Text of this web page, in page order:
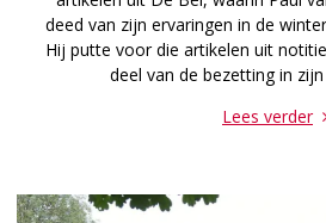
deed van zijn ervaringen in de
Hij putte voor die artikelen uit
deel van de bezetting in
Lees verder